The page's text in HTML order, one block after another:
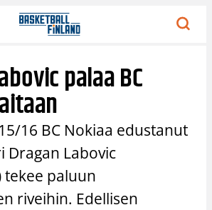
palaa BC
16 BC Nokiaa edustanut
Dragan Labovic
tekee paluun
riveihin. Edellisen